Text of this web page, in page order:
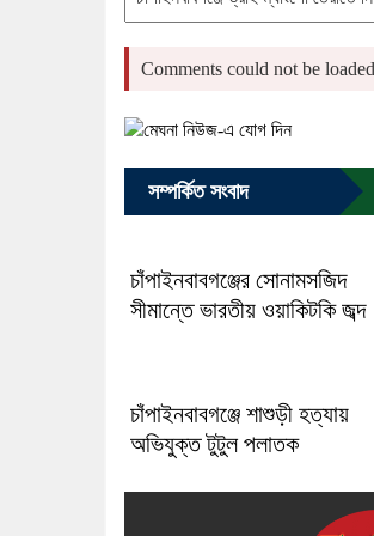
Comments could not be
সম্পর্কিত সংবাদ
চাঁপাইনবাবগঞ্জের সোনামসজিদ
সীমান্তে ভারতীয় ওয়াকিটকি জব্দ
চাঁপাইনবাবগঞ্জে শাশুড়ী হত্যায়
অভিযুক্ত টুটুল পলাতক